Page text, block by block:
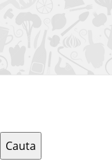
Cauta